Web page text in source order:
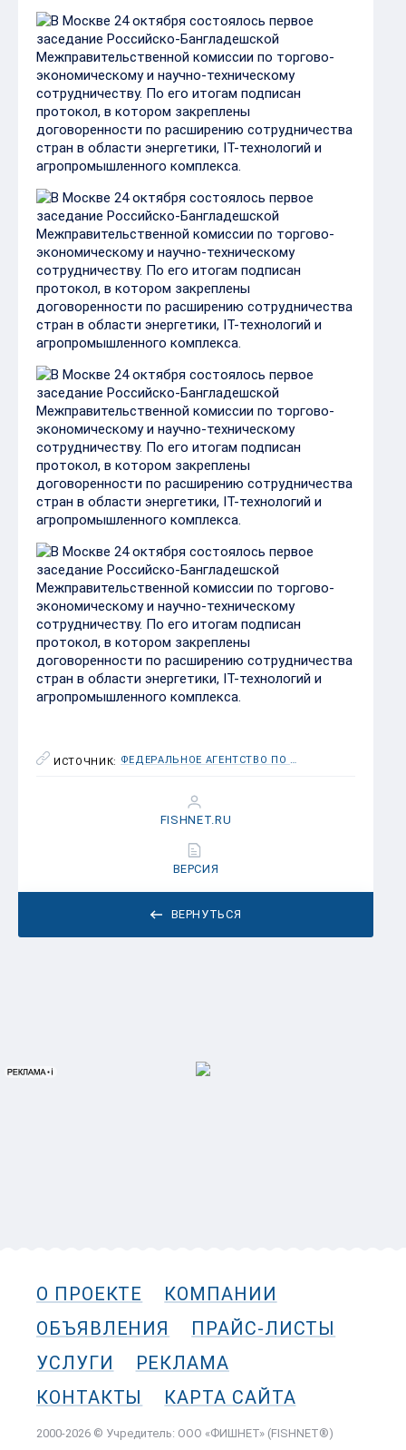
ИСТОЧНИК: ФЕДЕРАЛЬНОЕ АГЕНТСТВО ПО РЫБОЛОВСТВУ (РОСРЫБОЛОВСТВО)
ВЕРНУТЬСЯ
FISHNET.RU
ВЕРСИЯ
О ПРОЕКТЕ
КОМПАНИИ
ОБЪЯВЛЕНИЯ
ПРАЙС-ЛИСТЫ
УСЛУГИ
РЕКЛАМА
КОНТАКТЫ
КАРТА САЙТА
2000-2026 © Учредитель: ООО «ФИШНЕТ» (FISHNET®)